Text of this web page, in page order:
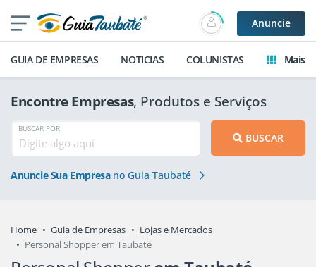
Anuncie
GUIA DE EMPRESAS NOTICIAS COLUNISTAS Mais
Encontre Empresas, Produtos e Serviços
BUSCAR POR
BUSCAR
Anuncie Sua Empresano Guia Taubaté
Home Guia de Empresas
Lojas e Mercados
Personal Shopper em Taubaté